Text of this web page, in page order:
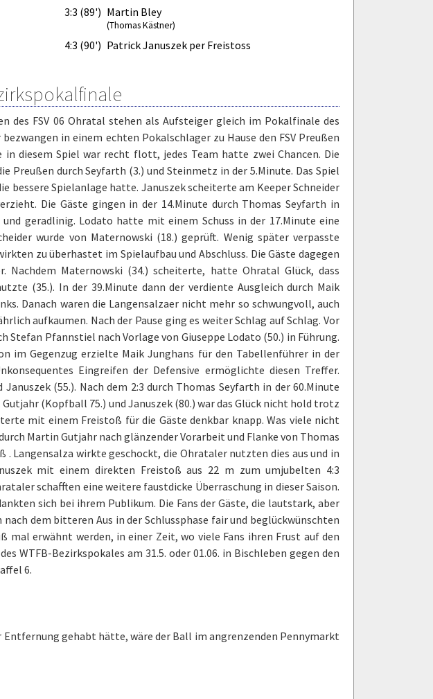
3:3 (89') Martin Bley
(Thomas Kästner)
4:3 (90') Patrick Januszek per Freistoss
des FSV 06 Ohratal stehen als Aufsteiger gleich im Pokalfinale des
in einem echten Pokalschlager zu Hause den FSV Preußen
in diesem Spiel war recht flott, jedes Team hatte zwei Chancen. Die
Preußen durch Seyfarth (3.) und Steinmetz in der 5.Minute. Das Spiel
bessere Spielanlage hatte. Januszek scheiterte am Keeper Schneider
Die Gäste gingen in der 14.Minute durch Thomas Seyfarth in
geradlinig. Lodato hatte mit einem Schuss in der 17.Minute eine
wurde von Maternowski (18.) geprüft. Wenig später verpasste
zu überhastet im Spielaufbau und Abschluss. Die Gäste dagegen
Maternowski (34.) scheiterte, hatte Ohratal Glück, dass
(35.). In der 39.Minute dann der verdiente Ausgleich durch Maik
Danach waren die Langensalzaer nicht mehr so schwungvoll, auch
aufkaumen. Nach der Pause ging es weiter Schlag auf Schlag. Vor
Stefan Pfannstiel nach Vorlage von Giuseppe Lodato (50.) in Führung.
im Gegenzug erzielte Maik Junghans für den Tabellenführer in der
Eingreifen der Defensive ermöglichte diesen Treffer.
(55.). Nach dem 2:3 durch Thomas Seyfarth in der 60.Minute
(Kopfball 75.) und Januszek (80.) war das Glück nicht hold trotz
mit einem Freistoß für die Gäste denkbar knapp. Was viele nicht
Martin Gutjahr nach glänzender Vorarbeit und Flanke von Thomas
. Langensalza wirkte geschockt, die Ohrataler nutzten dies aus und in
mit einem direkten Freistoß aus 22 m zum umjubelten 4:3
schafften eine weitere faustdicke Überraschung in dieser Saison.
sich bei ihrem Publikum. Die Fans der Gäste, die lautstark, aber
dem bitteren Aus in der Schlussphase fair und beglückwünschten
mal erwähnt werden, in einer Zeit, wo viele Fans ihren Frust auf den
WTFB-Bezirkspokales am 31.5. oder 01.06. in Bischleben gegen den
6.
gehabt hätte, wäre der Ball im angrenzenden Pennymarkt